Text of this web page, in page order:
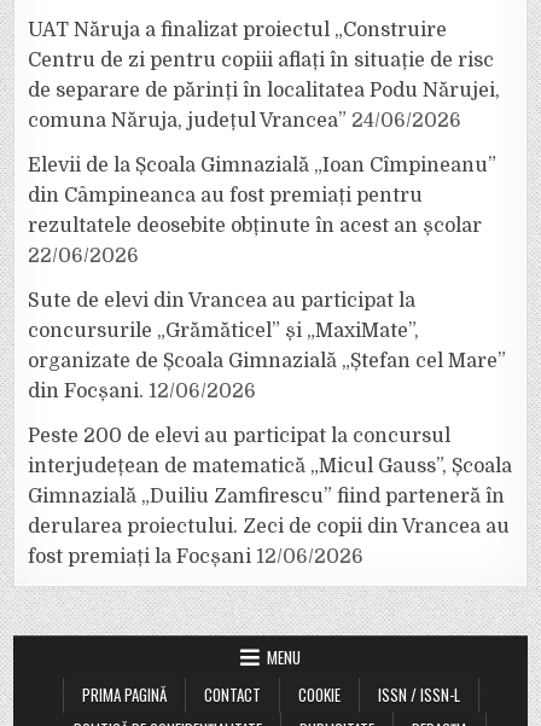
UAT Năruja a finalizat proiectul „Construire
Centru de zi pentru copiii aflați în situație de risc
de separare de părinți în localitatea Podu Nărujei,
comuna Năruja, județul Vrancea” 24/06/2026
Elevii de la Școala Gimnazială „Ioan Cîmpineanu”
din Câmpineanca au fost premiați pentru
rezultatele deosebite obținute în acest an școlar
22/06/2026
Sute de elevi din Vrancea au participat la
concursurile „Grămăticel” și „MaxiMate”,
organizate de Școala Gimnazială „Ștefan cel Mare”
din Focșani. 12/06/2026
Peste 200 de elevi au participat la concursul
interjudețean de matematică „Micul Gauss”, Școala
Gimnazială „Duiliu Zamfirescu” fiind parteneră în
derularea proiectului. Zeci de copii din Vrancea au
fost premiați la Focșani 12/06/2026
MENU
PRIMA PAGINĂ
CONTACT COOKIE
ISSN / ISSN-L